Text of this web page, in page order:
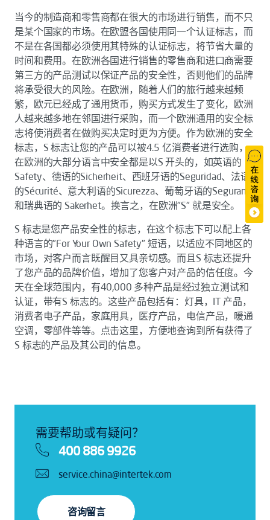
当今的制造商和零售商都在很大的市场进行销售，而不只
是某个国家的市场。在欧盟各国使用同一个认证标志，而
不是在各国都必须使用其特殊的认证标志，将节省大量的
时间和费用。在欧洲各国进行销售的零售商和进口商需要
第三方的产品测试以保证产品的安全性，否则他们的品牌
将承受很大的风险。在欧洲，随着人们的旅行越来越频
繁，欧元已经成了通用货币，购买方式发生了变化，欧洲
人越来越多地在邻国进行采购，而一个欧洲通用的安全标
志将使消费者在做购买决定时更为方便。作为欧洲的安全
标志，S 标志让您的产品可以被4.5 亿消费者进行选购，
在欧洲的大部分语言中安全都是以S 开头的，如英语的
Safety、德语的Sicherheit、西班牙语的Seguridad、法语
的Sécurité、意大利语的Sicurezza、葡萄牙语的Seguranca
和瑞典语的 Sakerhet。换言之，在欧洲"S" 就是安全。
S 标志是您产品安全性的标志，在这个标志下可以配上各
种语言的"For Your Own Safety" 短语，以适应不同地区的
市场，对客户而言既醒目又具亲切感。而且S 标志还提升
了您产品的品牌价值，增加了您客户对产品的信任度。今
天在全球范围内，有40,000 多种产品是经过独立测试和
认证，带有S 标志的。这些产品包括有：灯具，IT 产品，
消费者电子产品，家庭用具，医疗产品，电信产品，暖通
空调，零部件等等。点击这里，方便地查询到所有获得了
S 标志的产品及其公司的信息。
需要帮助或有疑问？
400 886 9926
service.china@intertek.com
咨询留言